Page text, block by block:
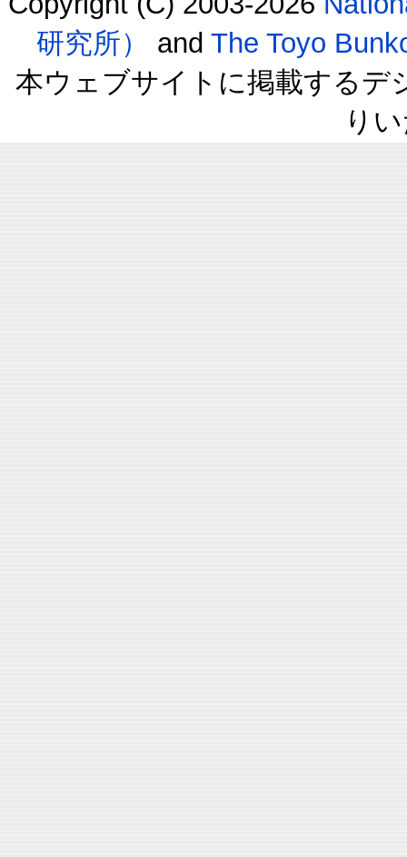
研究所）
and The Toyo
本ウェブサイトに掲載するデ
り